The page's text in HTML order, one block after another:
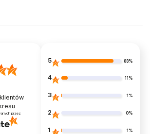
przez
5 88%
4 11%
3 1%
2 0%
1 1%